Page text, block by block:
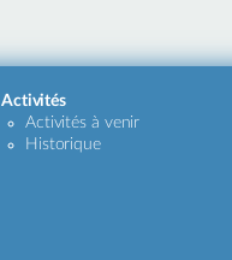
Activités
Activités à venir
Historique